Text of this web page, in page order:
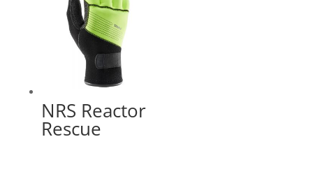
NRS Reactor
Rescue